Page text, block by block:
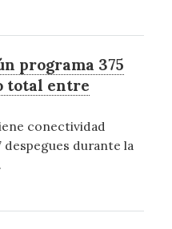
programa 375
total entre
conectividad
despegues durante la